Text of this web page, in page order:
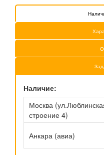
Наличие:
Москва
строение 4)
Анкара (авиа)